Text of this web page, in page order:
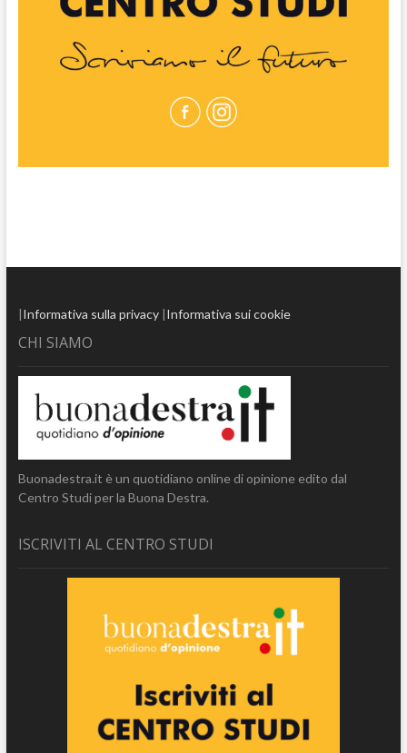
|Informativa sulla privacy|Informativa sui cookie
CHI SIAMO
Buonadestra.it è un quotidiano online di opinione edito dal
Centro Studi per la Buona Destra.
ISCRIVITI AL CENTRO STUDI